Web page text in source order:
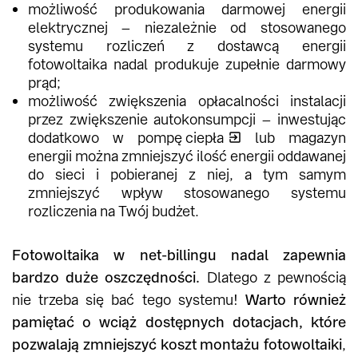
możliwość produkowania darmowej energii
elektrycznej – niezależnie od stosowanego
systemu rozliczeń z dostawcą energii
fotowoltaika nadal produkuje zupełnie darmowy
prąd;
możliwość zwiększenia opłacalności instalacji
przez zwiększenie autokonsumpcji – inwestując
dodatkowo w pompę ciepła
lub magazyn
energii można zmniejszyć ilość energii oddawanej
do sieci i pobieranej z niej, a tym samym
zmniejszyć wpływ stosowanego systemu
rozliczenia na Twój budżet.
Fotowoltaika w net-billingu nadal zapewnia
bardzo duże oszczędności. Dlatego z pewnością
nie trzeba się bać tego systemu! Warto również
pamiętać o wciąż dostępnych dotacjach, które
pozwalają zmniejszyć koszt montażu fotowoltaiki,